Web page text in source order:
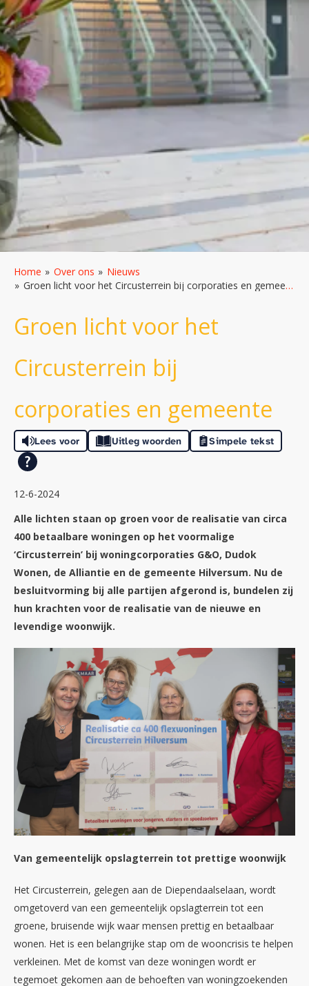
Home Over ons
Nieuws
Groen licht voor het Circusterrein bij corporaties en gemeente
Groen licht voor het
Circusterrein bij
corporaties en gemeente
Lees voor Uitleg woorden Simpele tekst
12-6-2024
Alle lichten staan op groen voor de realisatie van circa
400 betaalbare woningen op het voormalige
‘Circusterrein’ bij woningcorporaties G&O, Dudok
Wonen, de Alliantie en de gemeente Hilversum. Nu de
besluitvorming bij alle partijen afgerond is, bundelen zij
hun krachten voor de realisatie van de nieuwe en
levendige woonwijk.
Van gemeentelijk opslagterrein tot prettige woonwijk
Het Circusterrein, gelegen aan de Diependaalselaan, wordt
omgetoverd van een gemeentelijk opslagterrein tot een
groene, bruisende wijk waar mensen prettig en betaalbaar
wonen. Het is een belangrijke stap om de wooncrisis te helpen
verkleinen. Met de komst van deze woningen wordt er
tegemoet gekomen aan de behoeften van woningzoekenden